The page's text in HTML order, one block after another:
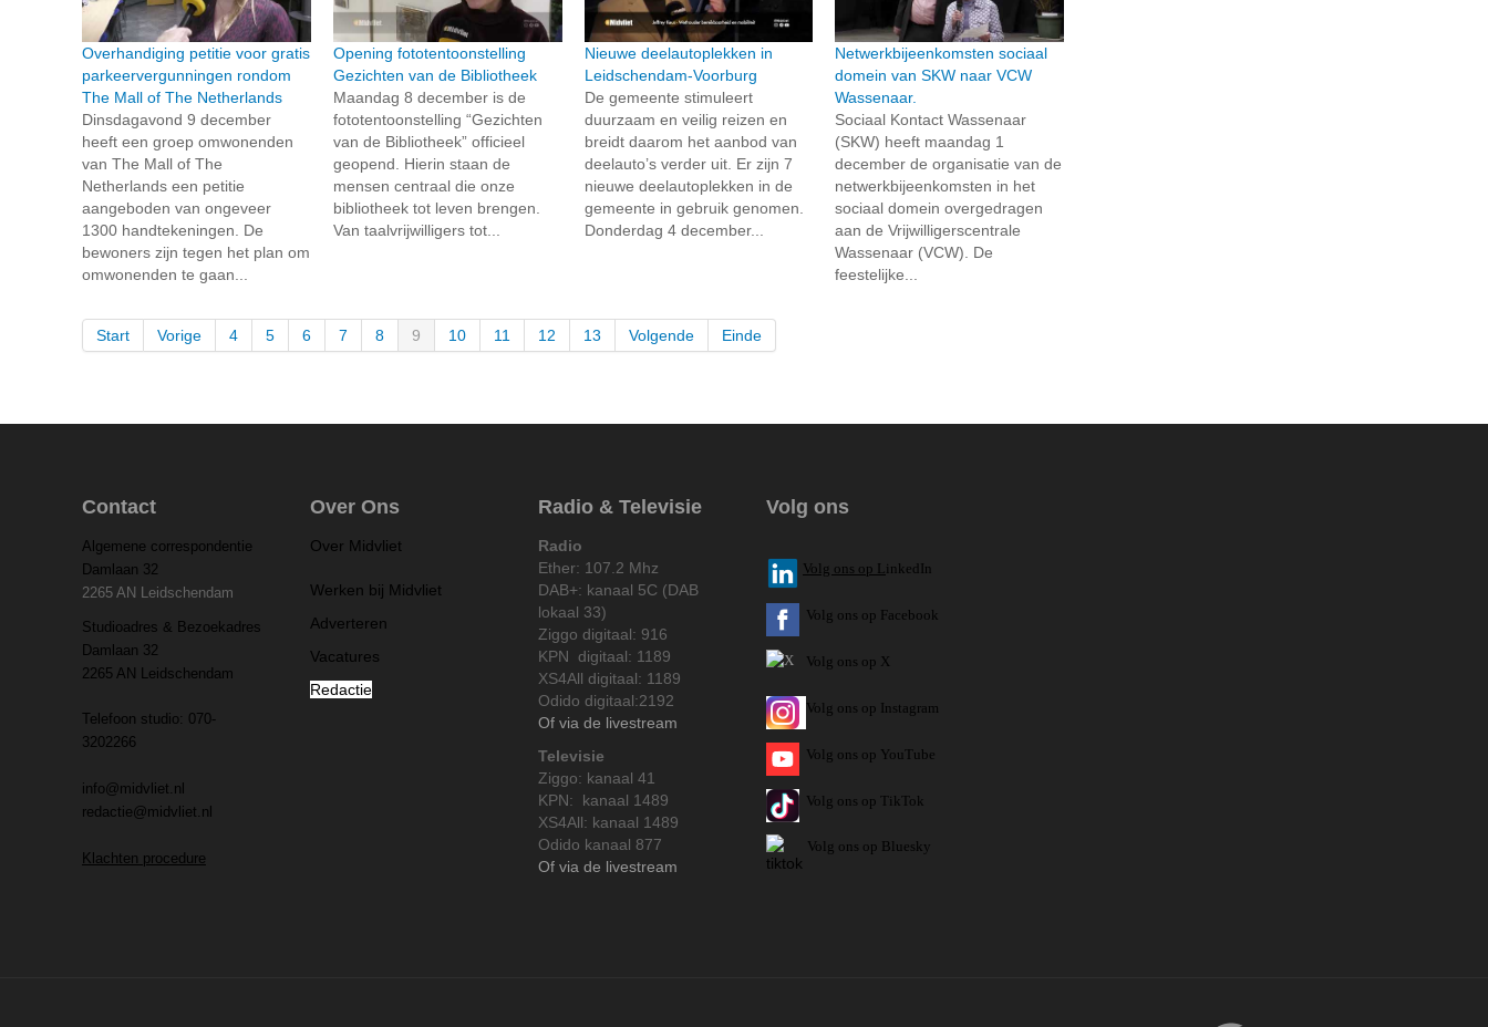
Overhandiging petitie voor gratis
parkeervergunningen rondom
The Mall of The Netherlands
Dinsdagavond 9 december
heeft een groep omwonenden
van The Mall of The
Netherlands een petitie
aangeboden van ongeveer
1300 handtekeningen. De
bewoners zijn tegen het plan om
omwonenden te gaan...
Opening fototentoonstelling
Gezichten van de Bibliotheek
Maandag 8 december is de
fototentoonstelling “Gezichten
van de Bibliotheek” officieel
geopend. Hierin staan de
mensen centraal die onze
bibliotheek tot leven brengen.
Van taalvrijwilligers tot...
Nieuwe deelautoplekken in
Leidschendam-Voorburg
De gemeente stimuleert
duurzaam en veilig reizen en
breidt daarom het aanbod van
deelauto’s verder uit. Er zijn 7
nieuwe deelautoplekken in de
gemeente in gebruik genomen.
Donderdag 4 december...
Netwerkbijeenkomsten sociaal
domein van SKW naar VCW
Wassenaar.
Sociaal Kontact Wassenaar
(SKW) heeft maandag 1
december de organisatie van de
netwerkbijeenkomsten in het
sociaal domein overgedragen
aan de Vrijwilligerscentrale
Wassenaar (VCW). De
feestelijke...
Start Vorige 4 5 6 7 8 9 10 11 12 13 Volgende Einde
Contact
Algemene correspondentie
Damlaan 32
2265 AN Leidschendam
Studioadres & Bezoekadres
Damlaan 32
2265 AN Leidschendam
Telefoon studio: 070-
3202266
info@midvliet.nl
redactie@midvliet.nl
Klachten procedure
Over Ons
Over Midvliet
Werken bij Midvliet
Adverteren
Vacatures
Redactie
Radio & Televisie
Radio
Ether: 107.2 Mhz
DAB+: kanaal 5C (DAB
lokaal 33)
Ziggo digitaal: 916
KPN digitaal: 1189
XS4All digitaal: 1189
Odido digitaal:2192
Of via de livestream
Televisie
Ziggo: kanaal 41
KPN: kanaal 1489
XS4All: kanaal 1489
Odido kanaal 877
Of via de livestream
Volg ons
Volg ons op L inkedIn
Volg ons op Facebook
Volg ons op X
Volg ons op Instagram
Volg ons op YouTube
Volg ons op TikTok
Volg ons op Bluesky